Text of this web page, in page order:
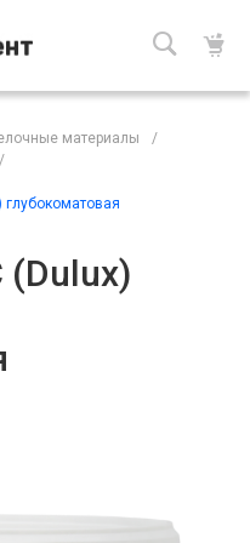
материалы
/
/